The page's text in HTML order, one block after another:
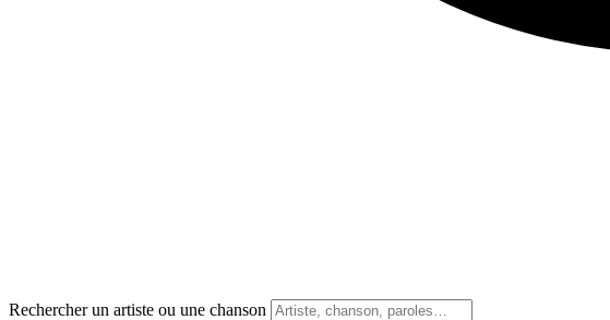
Rechercher un artiste ou une chanson